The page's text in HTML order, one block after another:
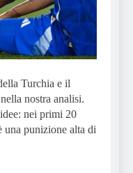
Turchia e il
nostra analisi.
nei primi 20
una punizione alta di